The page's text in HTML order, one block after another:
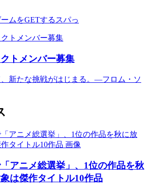
ムをGETするスパっ
トメンバー募集
新たな挑戦がはじまる。―フロム・ソ
アニメ総選挙」、1位の作品を秋
は傑作タイトル10作品